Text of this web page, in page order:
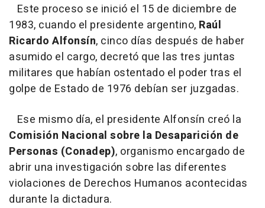
Este proceso se inició el 15 de diciembre de
1983, cuando el presidente argentino, Raúl
Ricardo Alfonsín, cinco días después de haber
asumido el cargo, decretó que las tres juntas
militares que habían ostentado el poder tras el
golpe de Estado de 1976 debían ser juzgadas.
Ese mismo día, el presidente Alfonsín creó la
Comisión Nacional sobre la Desaparición de
Personas (Conadep), organismo encargado de
abrir una investigación sobre las diferentes
violaciones de Derechos Humanos acontecidas
durante la dictadura.